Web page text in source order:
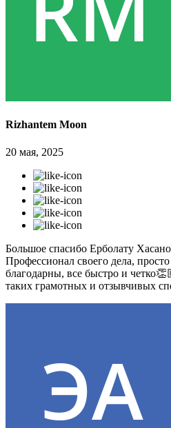
Rizhantem Moon
20 мая, 2025
Большое спасибо Ерболату
Профессионал своего дела,
благодарны, все быстро и
таких грамотных и отзывчивых